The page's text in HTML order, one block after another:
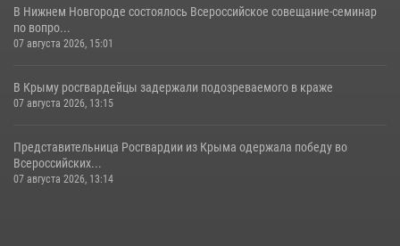
В Нижнем Новгороде состоялось Всероссийское совещание-семинар
по вопро...
07 августа 2026, 15:01
В Крыму росгвардейцы задержали подозреваемого в краже
07 августа 2026, 13:15
Представительница Росгвардии из Крыма одержала победу во
Всероссийских...
07 августа 2026, 13:14